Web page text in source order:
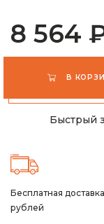
8 564
В
Быстрый
Бесплатная
рублей